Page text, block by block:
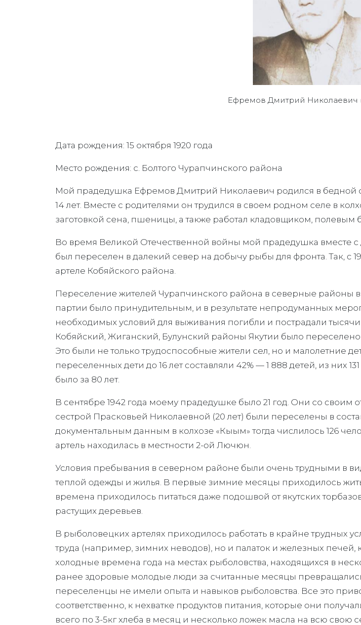
Ефремов Дмитрий Николаевич
Дата рождения: 15 октября 1920 года
Место рождения: с. Болтого Чурапчинского района
Мой прадедушка Ефремов Дмитрий Николаевич родился в бедной
14 лет. Вместе с родителями он трудился в своем родном селе в
заготовкой сена, пшеницы, а также работал кладовщиком, полевым
Во время Великой Отечественной войны мой прадедушка вместе
был переселен в далекий север на добычу рыбы для фронта. Так, с
артеле Кобяйского района.
Переселение жителей Чурапчинского района в северные районы
партии было принудительным, и в результате непродуманных
необходимых условий для выживания погибли и пострадали
Кобяйский, Жиганский, Булунский районы Якутии было переселено
Это были не только трудоспособные жители сел, но и малолетние
переселенных дети до 16 лет составляли 42% — 1 888 детей, из них
было за 80 лет.
В сентябре 1942 года моему прадедушке было 21 год. Они со своим
сестрой Прасковьей Николаевной (20 лет) были переселены в
документальным данным в колхозе «Кыым» тогда числилось 126
артель находилась в местности 2-ой Лючюн.
Условия пребывания в северном районе были очень трудными в
теплой одежды и жилья. В первые зимние месяцы приходилось
времена приходилось питаться даже подошвой от якутских
растущих деревьев.
В рыболовецких артелях приходилось работать в крайне трудных
труда (например, зимних неводов), но и палаток и железных
холодные времена года на местах рыболовства, находящихся в
ранее здоровые молодые люди за считанные месяцы
переселенцы не имели опыта и навыков рыболовства. Все это
соответственно, к нехватке продуктов питания, которые они
всего по 3-5кг хлеба в месяц и несколько ложек масла на всю